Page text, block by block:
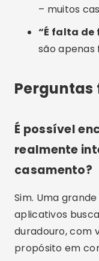
– muitos
“É falta
são apenas
Perguntas
É possível
realmente
casamento?
Sim. Uma
aplicativos
duradouro, com
propósito em